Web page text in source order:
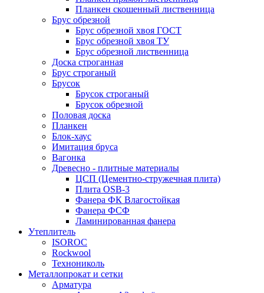
Планкен скошенный лиственница
Брус обрезной
Брус обрезной хвоя ГОСТ
Брус обрезной хвоя ТУ
Брус обрезной лиственница
Доска строганная
Брус строганый
Брусок
Брусок строганый
Брусок обрезной
Половая доска
Планкен
Блок-хаус
Имитация бруса
Вагонка
Древесно - плитные материалы
ЦСП (Цементно-стружечная плита)
Плита OSB-3
Фанера ФК Влагостойкая
Фанера ФСФ
Ламинированная фанера
Утеплитель
ISOROC
Rockwool
Технониколь
Металлопрокат и сетки
Арматура